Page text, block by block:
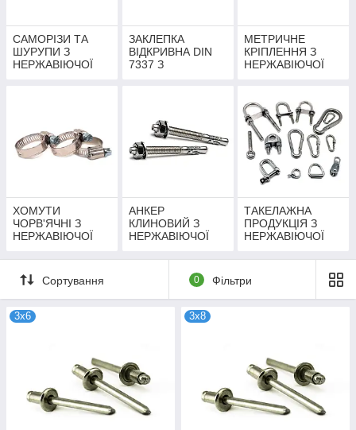
САМОРІЗИ ТА
ШУРУПИ З
НЕРЖАВІЮЧОЇ
ЗАКЛЕПКА
ВІДКРИВНА DIN
7337 З
МЕТРИЧНЕ
КРІПЛЕННЯ З
НЕРЖАВІЮЧОЇ
ХОМУТИ
ЧОРВ'ЯЧНІ З
НЕРЖАВІЮЧОЇ
АНКЕР
КЛИНОВИЙ З
НЕРЖАВІЮЧОЇ
ТАКЕЛАЖНА
ПРОДУКЦІЯ З
НЕРЖАВІЮЧОЇ
Сортування 0 Фільтри
3х6 3х8